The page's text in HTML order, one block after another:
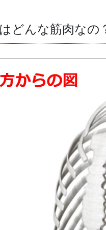
どんな筋肉なの